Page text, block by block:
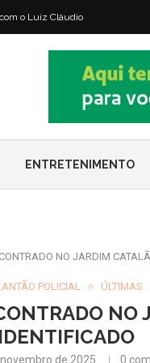
o Luiz Cláudio
ENTRETENIMENTO
NO JARDIM
POLICIAL ÚLTIMAS
NO
IDENTIFICADO
de 2025 0